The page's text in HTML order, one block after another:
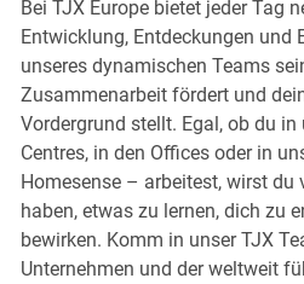
Bei TJX Europe bietet jeder Tag
Entwicklung, Entdeckungen und
unseres dynamischen Teams
Zusammenarbeit fördert und
Vordergrund stellt. Egal, ob du
Centres, in den Offices oder in
Homesense – arbeitest, wirst du
haben, etwas zu lernen, dich zu
bewirken. Komm in unser TJX
Unternehmen und der weltweit